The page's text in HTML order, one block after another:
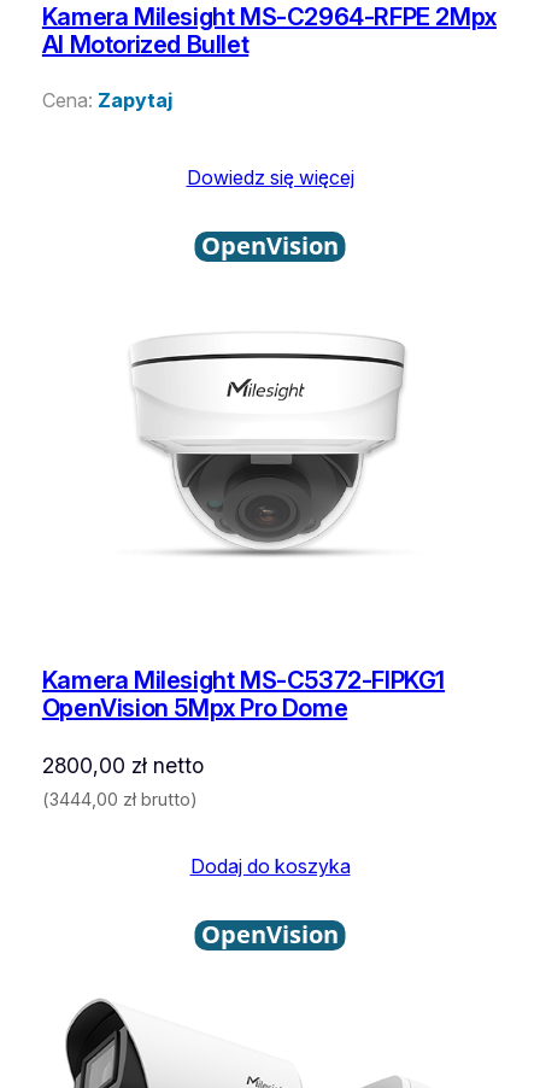
Kamera Milesight MS-C2964-RFPE 2Mpx
AI Motorized Bullet
Cena: Zapytaj
Dowiedz się więcej
OpenVision
Kamera Milesight MS-C5372-FIPKG1
OpenVision 5Mpx Pro Dome
2800,00 złnetto
(3444,00 złbrutto)
Dodaj do koszyka
OpenVision